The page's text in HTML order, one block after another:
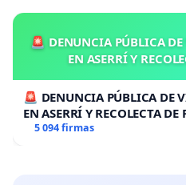
🚨 DENUNCIA PÚBLICA
EN ASERRÍ Y
🚨 DENUNCIA PÚBLICA DE
EN ASERRÍ Y RECOLECTA
5 094 firmas